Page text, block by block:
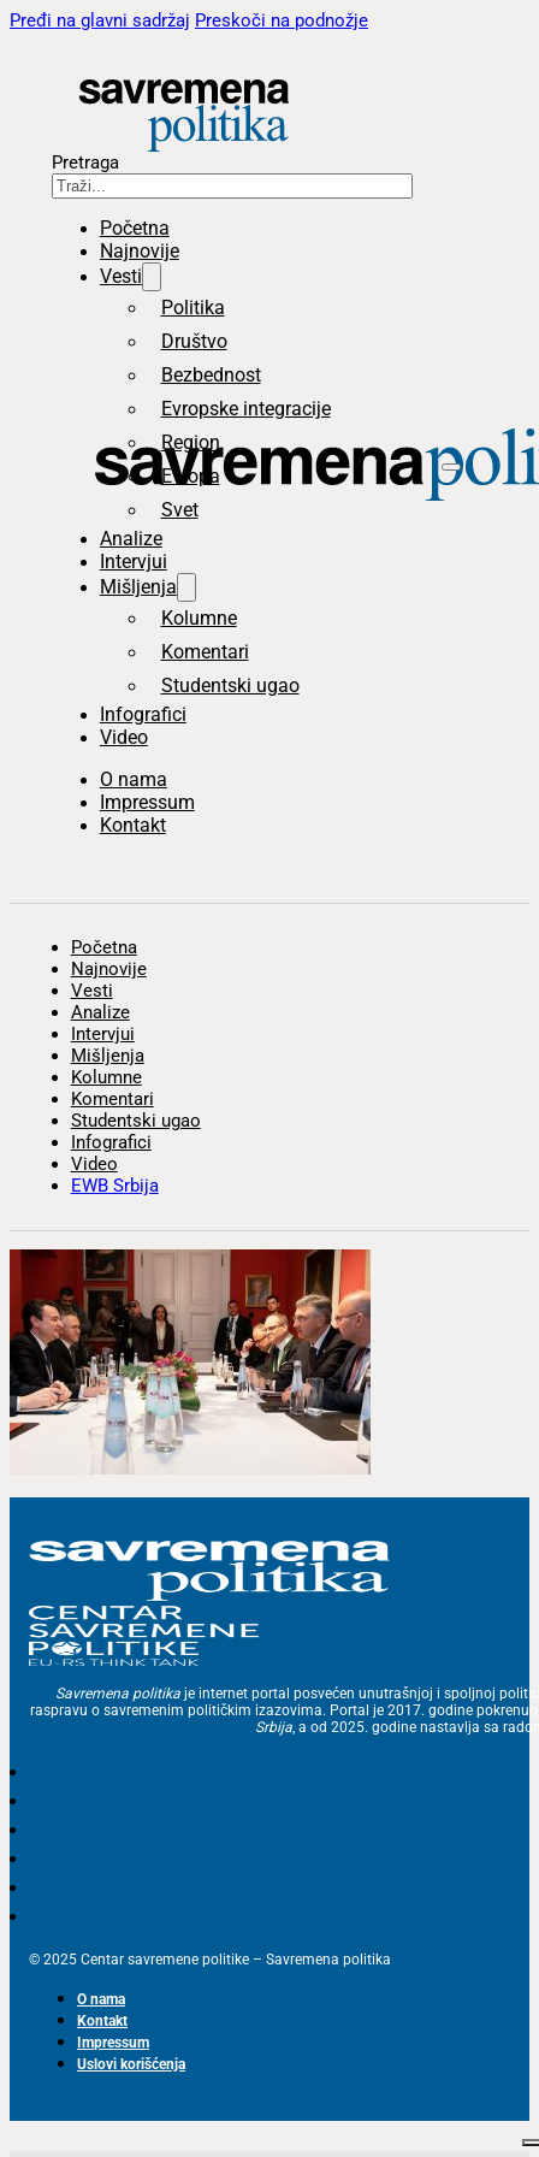
Pređi na glavni sadržaj Preskoči na podnožje
Pretraga
Početna
Najnovije
Vesti
Politika
Društvo
Bezbednost
Evropske integracije
Region
Evropa
Svet
Analize
Intervjui
Mišljenja
Kolumne
Komentari
Studentski ugao
Infografici
Video
O nama
Impressum
Kontakt
Početna
Najnovije
Vesti
Analize
Intervjui
Mišljenja
Kolumne
Komentari
Studentski ugao
Infografici
Video
EWB Srbija
Savremena politika je internet portal posvećen unutrašnjoj i spoljnoj
raspravu o savremenim političkim izazovima. Portal je 2017. godine
Srbija, a od 2025. godine nastavlja sa
© 2025 Centar savremene politike – Savremena politika
O nama
Kontakt
Impressum
Uslovi korišćenja